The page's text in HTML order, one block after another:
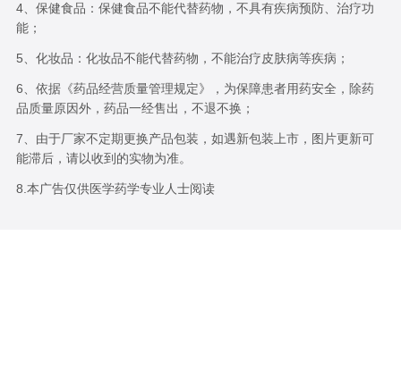
4、保健食品：保健食品不能代替药物，不具有疾病预防、治疗功
能；
5、化妆品：化妆品不能代替药物，不能治疗皮肤病等疾病；
6、依据《药品经营质量管理规定》，为保障患者用药安全，除药
品质量原因外，药品一经售出，不退不换；
7、由于厂家不定期更换产品包装，如遇新包装上市，图片更新可
能滞后，请以收到的实物为准。
8.本广告仅供医学药学专业人士阅读